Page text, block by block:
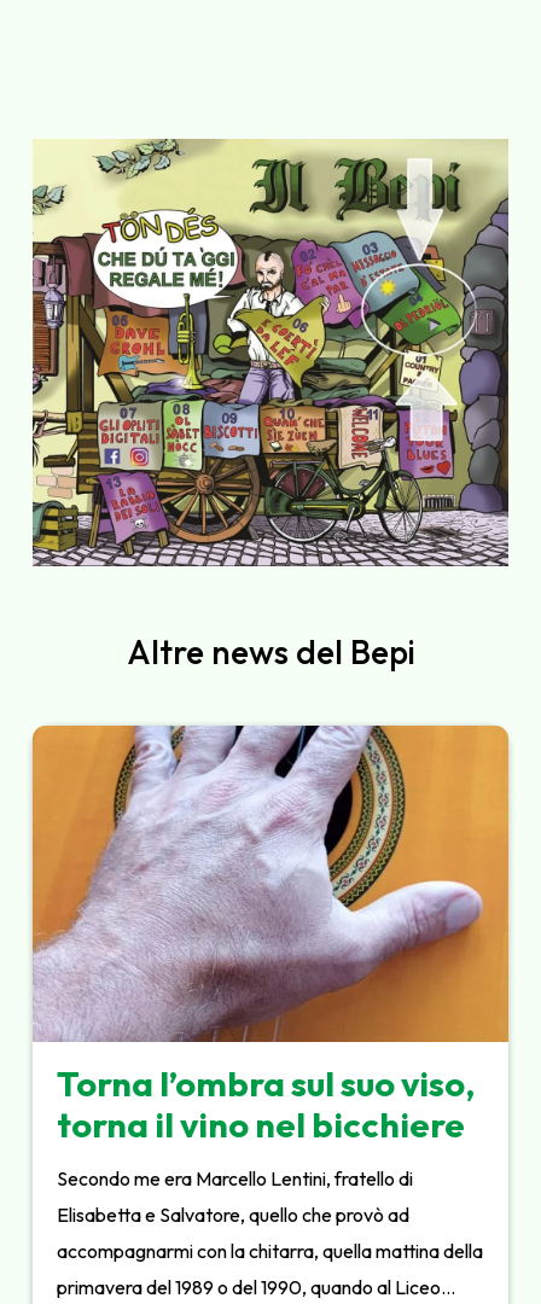
Altre news del Bepi
Torna l’ombra sul suo viso,
torna il vino nel bicchiere
Secondo me era Marcello Lentini, fratello di
Elisabetta e Salvatore, quello che provò ad
accompagnarmi con la chitarra, quella mattina della
primavera del 1989 o del 1990, quando al Liceo…